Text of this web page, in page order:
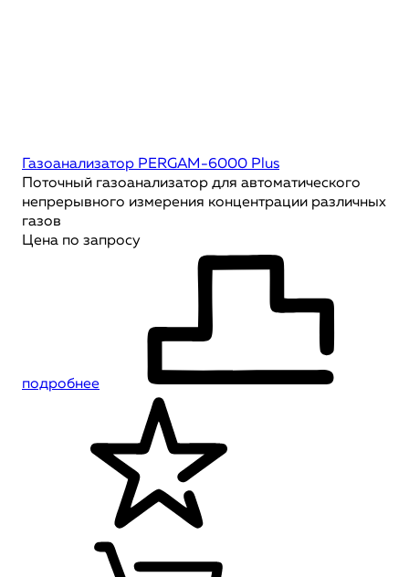
Газоанализатор PERGAM-6000 Plus
Поточный газоанализатор для автоматического
непрерывного измерения концентрации различных
газов
Цена по запросу
подробнее